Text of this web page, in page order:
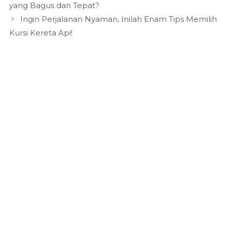
yang Bagus dan Tepat?
Ingin Perjalanan Nyaman, Inilah Enam Tips Memilih
Kursi Kereta Api!